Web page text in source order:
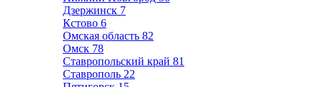
Дзержинск 7
Кстово 6
Омская область 82
Омск 78
Ставропольский край 81
Ставрополь 22